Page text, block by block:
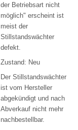
der Betriebsart nicht
möglich" erscheint ist
meist der
Stillstandswächter
defekt.
Zustand: Neu
Der Stillstandswächter
ist vom Hersteller
abgekündigt und nach
Abverkauf nicht mehr
nachbestellbar.